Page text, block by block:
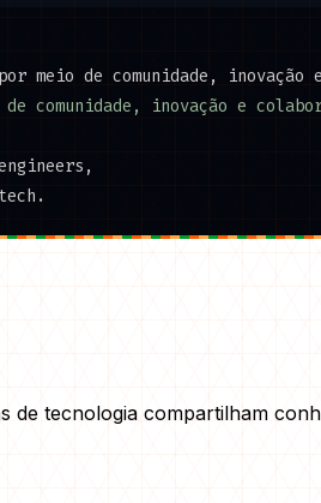
meio de comunidade, inovação
comunidade, inovação e
de tecnologia compartilham